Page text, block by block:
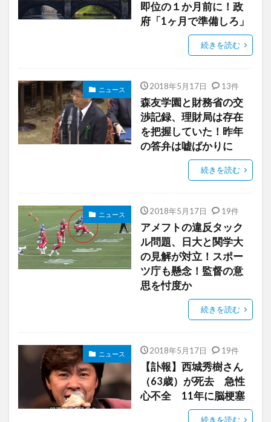
即位の１か月前に！政
府「1ヶ月で準備しろ」
続きを読む
ニュース 2018年5月17日 13件
森友学園と財務省の交
渉記録、理財局は存在
を把握していた！昨年
の答弁は嘘ばかりに
続きを読む
ニュース 2018年5月17日 19件
アメフトの違反タック
ル問題、日大と関学大
の見解が対立！スポー
ツ庁も懸念！監督の意
思を忖度か
続きを読む
ニュース 2018年5月17日 19件
【訃報】西城秀樹さん
（63歳）が死去 急性
心不全 11年に脳梗塞
続きを読む